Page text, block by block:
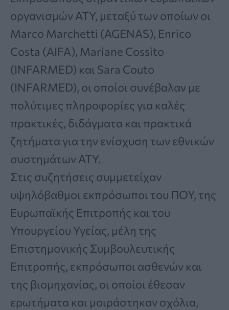
οργανισμών ΑΤΥ, μεταξύ των οποίων οι
Marco Marchetti (AGENAS), Enrico
Costa (AIFA), Mariane Cossito
(INFARMED) και Sara Couto
(INFARMED), οι οποίοι συνέβαλαν με
πολύτιμες πληροφορίες για καλές
πρακτικές, διδάγματα και πρακτικά
ζητήματα για την ενίσχυση των εθνικών
συστημάτων ΑΤΥ.
Στις συζητήσεις συμμετείχαν
υψηλόβαθμοι εκπρόσωποι του ΠΟΥ, της
Ευρωπαϊκής Επιτροπής και του
Υπουργείου Υγείας, μέλη της
Επιστημονικής Συμβουλευτικής
Επιτροπής, εκπρόσωποι ασθενών και
της βιομηχανίας, οι οποίοι έθεσαν
ερωτήματα και μοιράστηκαν σχόλια,